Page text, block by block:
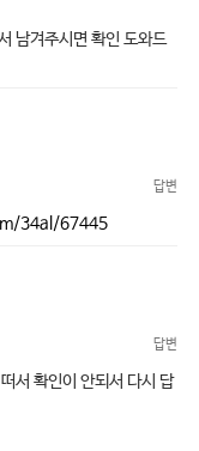
남겨주시면 확인 도와드
답변
34al/67445
답변
서 확인이 안되서 다시 답